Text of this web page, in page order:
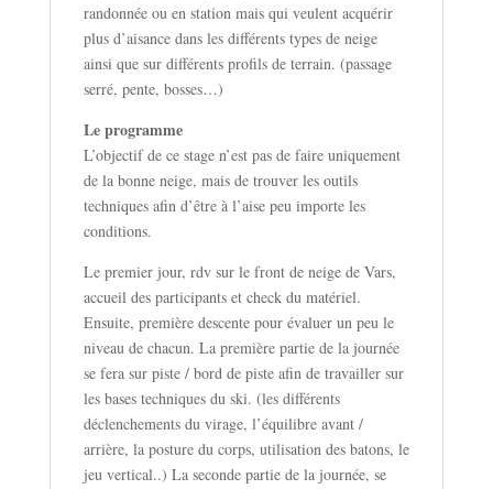
randonnée ou en station mais qui veulent acquérir
plus d’aisance dans les différents types de neige
ainsi que sur différents profils de terrain. (passage
serré, pente, bosses…)
Le programme
L’objectif de ce stage n’est pas de faire uniquement
de la bonne neige, mais de trouver les outils
techniques afin d’être à l’aise peu importe les
conditions.
Le premier jour, rdv sur le front de neige de Vars,
accueil des participants et check du matériel.
Ensuite, première descente pour évaluer un peu le
niveau de chacun. La première partie de la journée
se fera sur piste / bord de piste afin de travailler sur
les bases techniques du ski. (les différents
déclenchements du virage, l’équilibre avant /
arrière, la posture du corps, utilisation des batons, le
jeu vertical..) La seconde partie de la journée, se